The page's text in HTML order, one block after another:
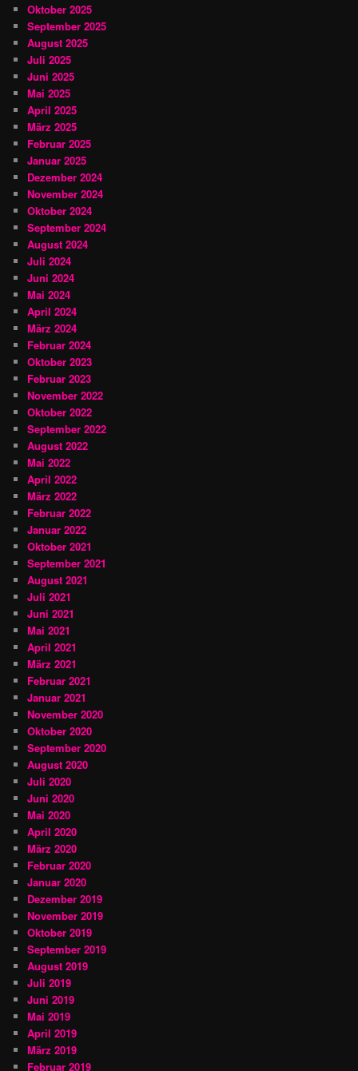
Oktober 2025
September 2025
August 2025
Juli 2025
Juni 2025
Mai 2025
April 2025
März 2025
Februar 2025
Januar 2025
Dezember 2024
November 2024
Oktober 2024
September 2024
August 2024
Juli 2024
Juni 2024
Mai 2024
April 2024
März 2024
Februar 2024
Oktober 2023
Februar 2023
November 2022
Oktober 2022
September 2022
August 2022
Mai 2022
April 2022
März 2022
Februar 2022
Januar 2022
Oktober 2021
September 2021
August 2021
Juli 2021
Juni 2021
Mai 2021
April 2021
März 2021
Februar 2021
Januar 2021
November 2020
Oktober 2020
September 2020
August 2020
Juli 2020
Juni 2020
Mai 2020
April 2020
März 2020
Februar 2020
Januar 2020
Dezember 2019
November 2019
Oktober 2019
September 2019
August 2019
Juli 2019
Juni 2019
Mai 2019
April 2019
März 2019
Februar 2019